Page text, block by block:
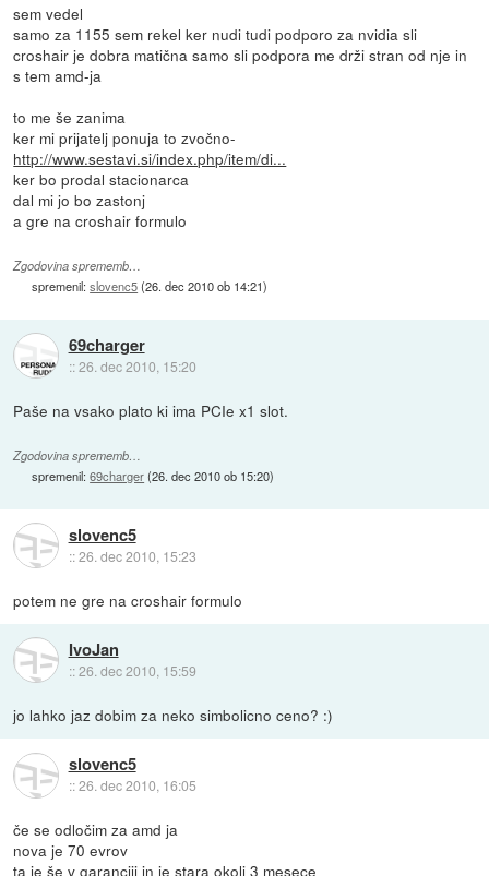
sem vedel
samo za 1155 sem rekel ker nudi tudi podporo za nvidia sli
croshair je dobra matična samo sli podpora me drži stran od nje in
s tem amd-ja
to me še zanima
ker mi prijatelj ponuja to zvočno-
http://www.sestavi.si/index.php/item/di...
ker bo prodal stacionarca
dal mi jo bo zastonj
a gre na croshair formulo
Zgodovina sprememb…
spremenil:slovenc5(26. dec 2010 ob 14:21)
69charger
::26. dec 2010, 15:20
Paše na vsako plato ki ima PCIe x1 slot.
Zgodovina sprememb…
spremenil:69charger(26. dec 2010 ob 15:20)
slovenc5
::26. dec 2010, 15:23
potem ne gre na croshair formulo
IvoJan
::26. dec 2010, 15:59
jo lahko jaz dobim za neko simbolicno ceno? :)
slovenc5
::26. dec 2010, 16:05
če se odločim za amd ja
nova je 70 evrov
ta je še v garanciji in je stara okoli 3 mesece